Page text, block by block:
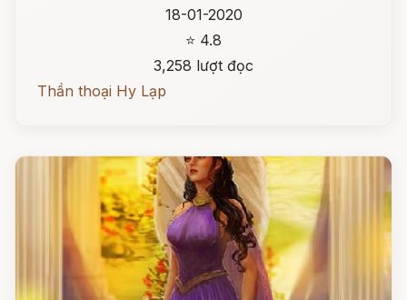
18-01-2020
⭐ 4.8
3,258 lượt đọc
Thần thoại Hy Lạp